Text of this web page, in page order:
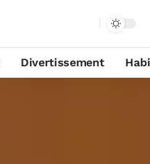
Divertissement